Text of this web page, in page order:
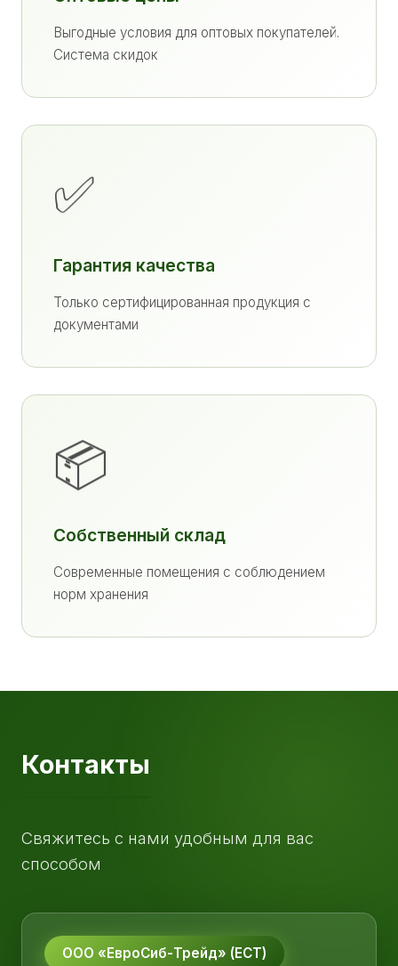
Выгодные условия для оптовых покупателей.
Система скидок
✅
Гарантия качества
Только сертифицированная продукция с
документами
📦
Собственный склад
Современные помещения с соблюдением
норм хранения
Контакты
Свяжитесь с нами удобным для вас
способом
ООО «ЕвроСиб-Трейд» (ЕСТ)